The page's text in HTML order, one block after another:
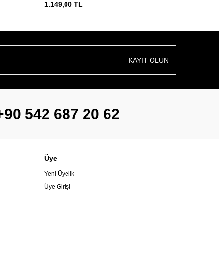
1.149,00 TL
KAYIT OLUN
542 687 20 62
Üye
Yeni Üyelik
Üye Girişi